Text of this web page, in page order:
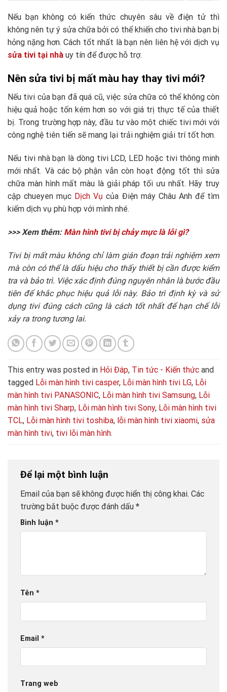
Nếu bạn không có kiến thức chuyên sâu về điện tử thì
không nên tự ý sửa chữa bởi có thể khiến cho tivi nhà bạn bị
hỏng nặng hơn. Cách tốt nhất là bạn nên liên hệ với dịch vụ
sửa tivi tại nhà uy tín để được hỗ trợ.
Nên sửa tivi bị mất màu hay thay tivi mới?
Nếu tivi của bạn đã quá cũ, việc sửa chữa có thể không còn
hiệu quả hoặc tốn kém hơn so với giá trị thực tế của thiết
bị. Trong trường hợp này, đầu tư vào một chiếc tivi mới với
công nghệ tiên tiến sẽ mang lại trải nghiệm giải trí tốt hơn.
Nếu tivi nhà bạn là dòng tivi LCD, LED hoặc tivi thông minh
mới nhất. Và các bộ phận vẫn còn hoạt động tốt thì sửa
chữa màn hình mất màu là giải pháp tối ưu nhất. Hãy truy
cập chueyen mục Dịch Vụ của Điện máy Châu Anh để tìm
kiếm dịch vụ phù hợp với mình nhé.
>>> Xem thêm: Màn hình tivi bị chảy mực là lỗi gì?
Tivi bị mất màu không chỉ làm gián đoạn trải nghiệm xem
mà còn có thể là dấu hiệu cho thấy thiết bị cần được kiểm
tra và bảo trì. Việc xác định đúng nguyên nhân là bước đầu
tiên để khắc phục hiệu quả lỗi này. Bảo trì định kỳ và sử
dụng tivi đúng cách cũng là cách tốt nhất để hạn chế lỗi
xảy ra trong tương lai.
This entry was posted in Hỏi Đáp, Tin tức - Kiến thức and
tagged Lỗi màn hình tivi casper, Lỗi màn hình tivi LG, Lỗi
màn hình tivi PANASONIC, Lỗi màn hình tivi Samsung, Lỗi
màn hình tivi Sharp, Lỗi màn hình tivi Sony, Lỗi màn hình tivi
TCL, Lỗi màn hình tivi toshiba, lỗi màn hình tivi xiaomi, sửa
màn hình tivi, tivi lỗi màn hình.
Để lại một bình luận
Email của bạn sẽ không được hiển thị công khai. Các
trường bắt buộc được đánh dấu *
Bình luận *
Tên *
Email *
Trang web